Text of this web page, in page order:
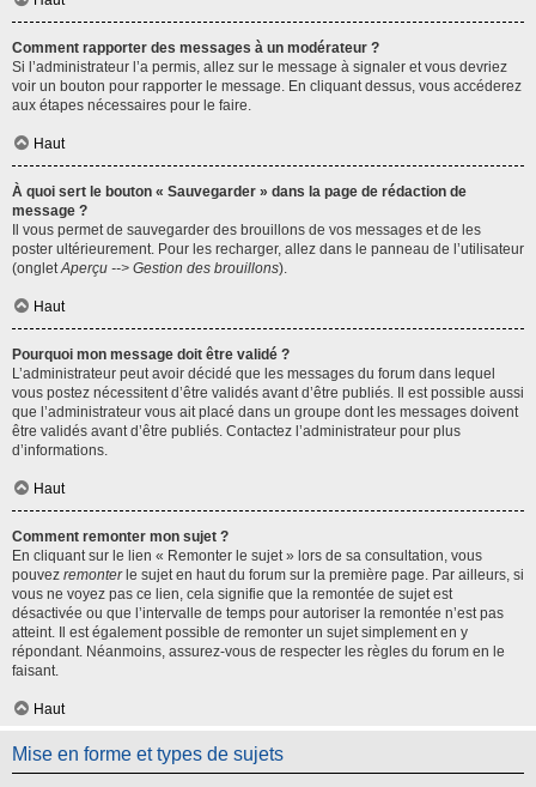
Comment rapporter des messages à un modérateur ?
Si l’administrateur l’a permis, allez sur le message à signaler et vous devriez
voir un bouton pour rapporter le message. En cliquant dessus, vous accéderez
aux étapes nécessaires pour le faire.
Haut
À quoi sert le bouton « Sauvegarder » dans la page de rédaction de
message ?
Il vous permet de sauvegarder des brouillons de vos messages et de les
poster ultérieurement. Pour les recharger, allez dans le panneau de l’utilisateur
(ongletAperçu --> Gestion des brouillons).
Haut
Pourquoi mon message doit être validé ?
L’administrateur peut avoir décidé que les messages du forum dans lequel
vous postez nécessitent d’être validés avant d’être publiés. Il est possible aussi
que l’administrateur vous ait placé dans un groupe dont les messages doivent
être validés avant d’être publiés. Contactez l’administrateur pour plus
d’informations.
Haut
Comment remonter mon sujet ?
En cliquant sur le lien « Remonter le sujet » lors de sa consultation, vous
pouvez remonterle sujet en haut du forum sur la première page. Par ailleurs, si
vous ne voyez pas ce lien, cela signifie que la remontée de sujet est
désactivée ou que l’intervalle de temps pour autoriser la remontée n’est pas
atteint. Il est également possible de remonter un sujet simplement en y
répondant. Néanmoins, assurez-vous de respecter les règles du forum en le
faisant.
Haut
Mise en forme et types de sujets